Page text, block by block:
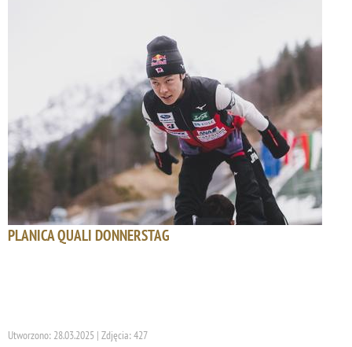
PLANICA QUALI DONNERSTAG
Utworzono: 28.03.2025 | Zdjęcia: 427